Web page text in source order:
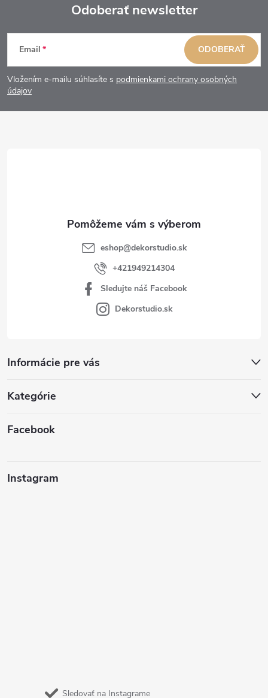
Z
á
p
Odoberať newsletter
Email
Vložením e-mailu súhlasíte s podmienkami ochrany osobných
údajov
ODOBERAŤ
Informácie pre vás
Kategórie
Facebook
Instagram
Sledovať na Instagrame
eshop@dekorstudio.sk
+421949214304
Sledujte náš Facebook
Dekorstudio.sk